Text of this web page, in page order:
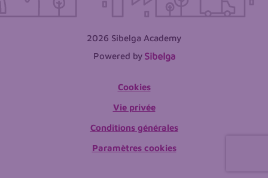
2026 Sibelga Academy
Powered by
Cookies
Vie privée
Conditions générales
Paramètres cookies